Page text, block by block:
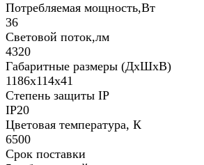
Потребляемая мощность,Вт
36
Световой поток,лм
4320
Габаритные размеры (ДхШхВ)
1186х114х41
Степень защиты IP
IP20
Цветовая температура, К
6500
Срок поставки